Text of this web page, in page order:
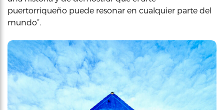
puertorriqueño puede resonar en cualquier parte del
mundo”.